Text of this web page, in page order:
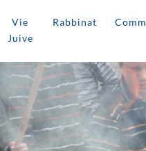
Vie
Juive
Rabbinat